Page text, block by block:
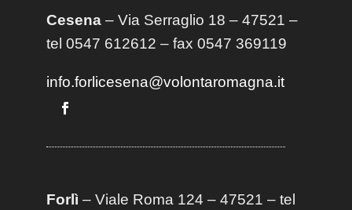
Cesena– Via Serraglio 18 – 47521 –
tel 0547 612612 – fax 0547 369119
info.forlicesena@volontaromagna.it
Forlì – Viale Roma 124 – 47521 – tel